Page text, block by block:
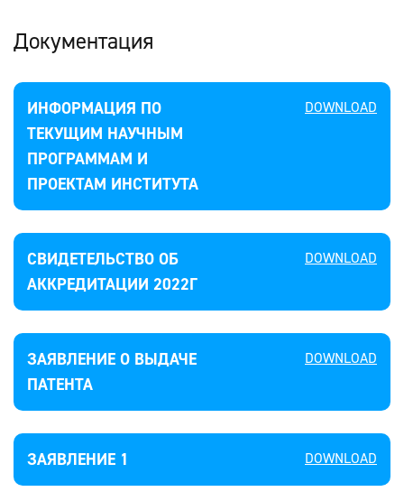
Документация
ИНФОРМАЦИЯ ПО
ТЕКУЩИМ НАУЧНЫМ
ПРОГРАММАМ И
ПРОЕКТАМ ИНСТИТУТА
DOWNLOAD
СВИДЕТЕЛЬСТВО ОБ
АККРЕДИТАЦИИ 2022Г
DOWNLOAD
ЗАЯВЛЕНИЕ О ВЫДАЧЕ
ПАТЕНТА
DOWNLOAD
ЗАЯВЛЕНИЕ 1 DOWNLOAD